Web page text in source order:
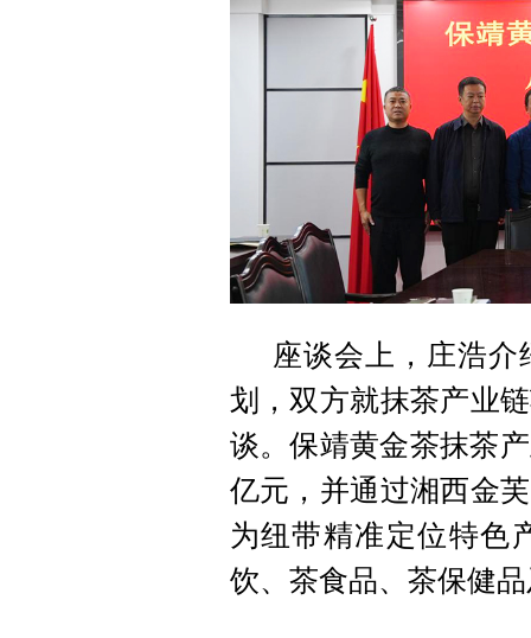
座谈会上，庄浩
划，双方就抹茶产业
谈。保靖黄金茶抹茶
亿元， 并通过湘西金
为纽带精准定位特色
饮、茶食品、茶保健